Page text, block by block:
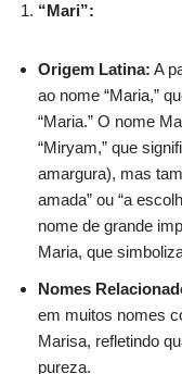
“Mari”:
Origem Latina: A
ao nome “Maria,”
“Maria.” O nome
“Miryam,” que
amargura), mas
amada” ou “a
nome de grande
Maria, que
Nomes
em muitos nomes
Marisa, refletindo
pureza.